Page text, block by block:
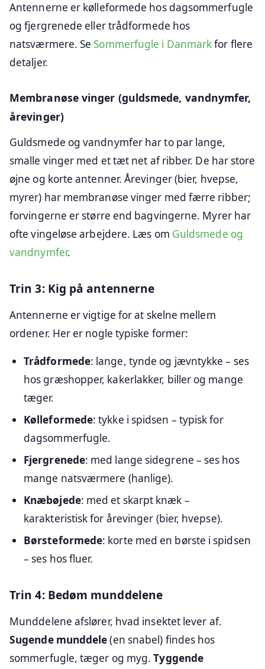
Antennerne er kølleformede hos dagsommerfugle
og fjergrenede eller trådformede hos
natsværmere. Se Sommerfugle i Danmarkfor flere
detaljer.
Membranøse vinger (guldsmede, vandnymfer,
årevinger)
Guldsmede og vandnymfer har to par lange,
smalle vinger med et tæt net af ribber. De har store
øjne og korte antenner. Årevinger (bier, hvepse,
myrer) har membranøse vinger med færre ribber;
forvingerne er større end bagvingerne. Myrer har
ofte vingeløse arbejdere. Læs om Guldsmede og
vandnymfer.
Trin 3: Kig på antennerne
Antennerne er vigtige for at skelne mellem
ordener. Her er nogle typiske former:
Trådformede: lange, tynde og jævntykke – ses
hos græshopper, kakerlakker, biller og mange
tæger.
Kølleformede: tykke i spidsen – typisk for
dagsommerfugle.
Fjergrenede: med lange sidegrene – ses hos
mange natsværmere (hanlige).
Knæbøjede: med et skarpt knæk –
karakteristisk for årevinger (bier, hvepse).
Børsteformede: korte med en børste i spidsen
– ses hos fluer.
Trin 4: Bedøm munddelene
Munddelene afslører, hvad insektet lever af.
Sugende munddele(en snabel) findes hos
sommerfugle, tæger og myg.Tyggende